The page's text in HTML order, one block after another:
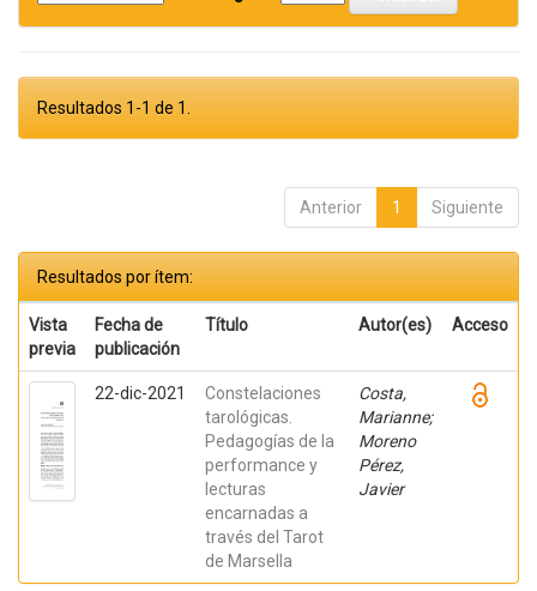
Resultados 1-1 de 1.
Anterior 1 Siguiente
Resultados por ítem:
Vista
previa
Fecha de
publicación
Título Autor(es) Acceso
22-dic-2021
Constelaciones
tarológicas.
Pedagogías de la
performance y
lecturas
encarnadas a
través del Tarot
de Marsella
Costa,
Marianne;
Moreno
Pérez,
Javier